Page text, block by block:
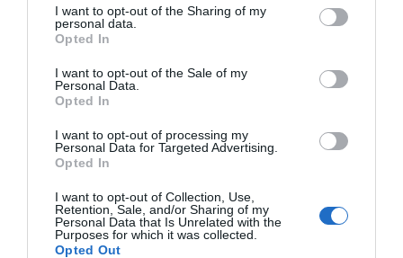
I want to opt-out of the Sharing of my
personal data.
Opted In
I want to opt-out of the Sale of my
Personal Data.
Opted In
I want to opt-out of processing my
Personal Data for Targeted Advertising.
Opted In
I want to opt-out of Collection, Use,
Retention, Sale, and/or Sharing of my
Personal Data that Is Unrelated with the
Purposes for which it was collected.
Opted Out
Würden Sie in diesem Hotel wieder nächtigen?
JA
August 2011
Reisender mit Freunden/Kollegen
GUT
Würden Sie in diesem Hotel wieder nächtigen?
ANSPRECHEND